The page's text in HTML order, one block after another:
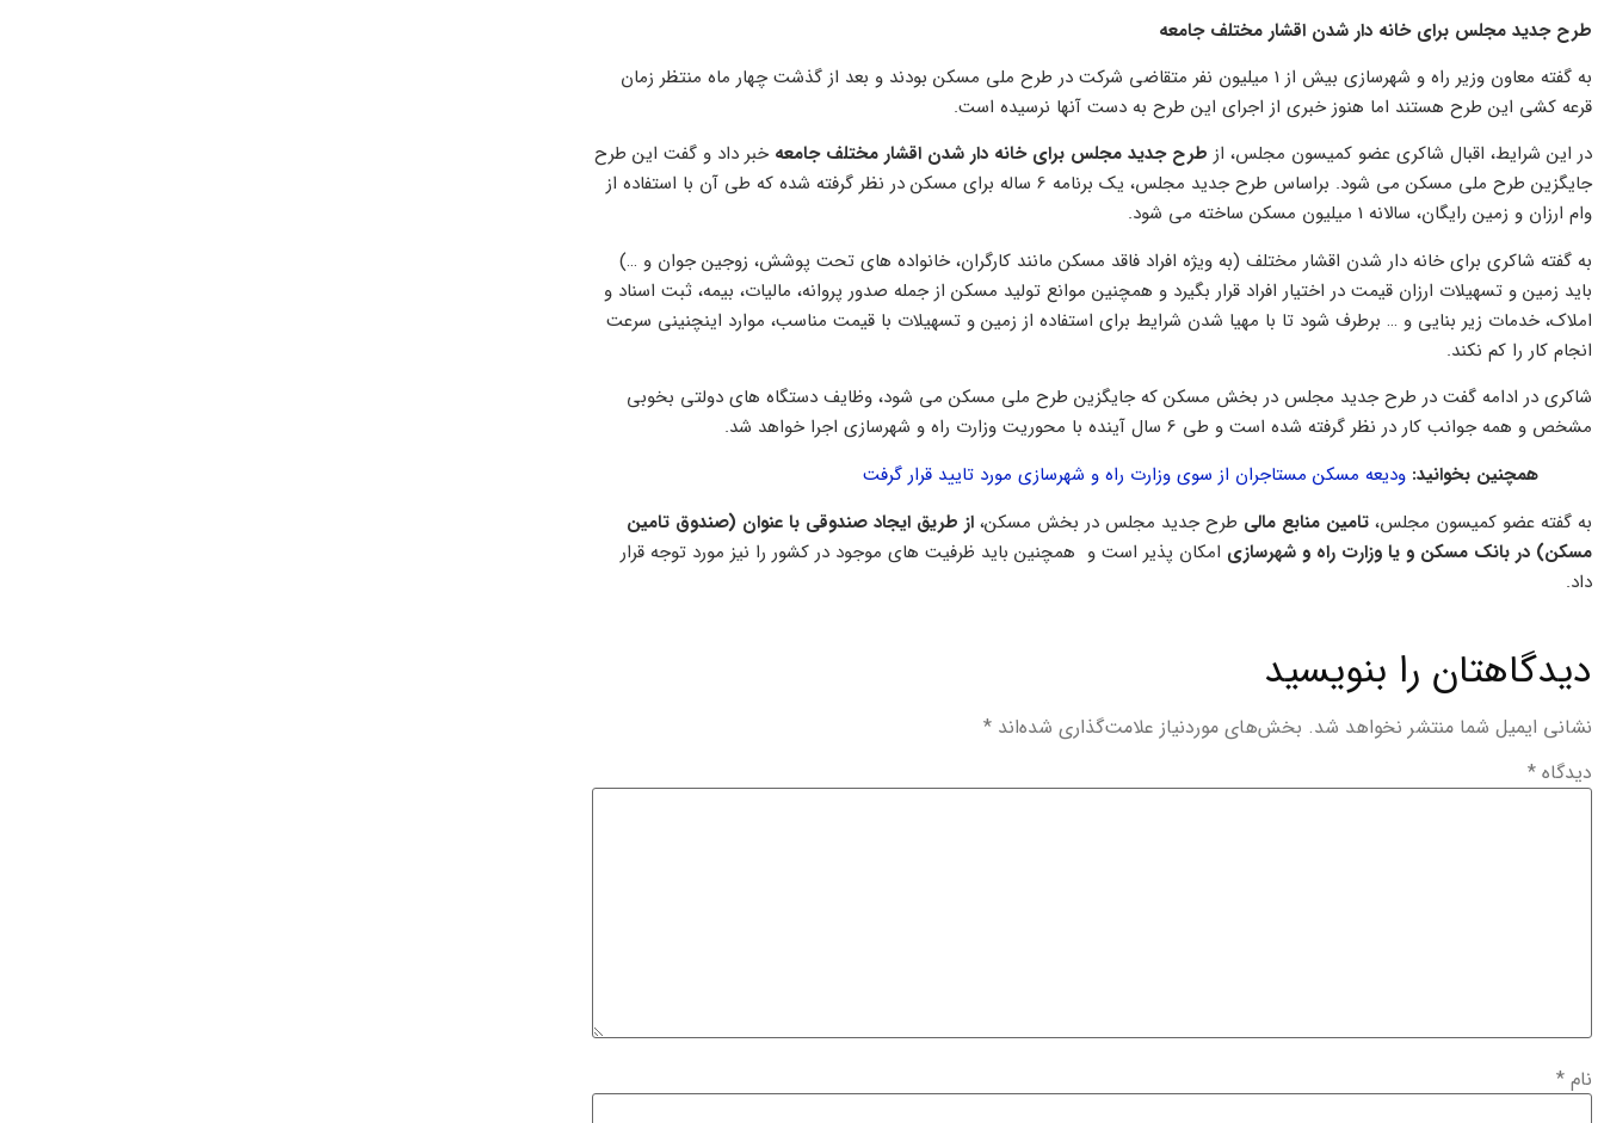
طرح جدید مجلس برای خانه دار شدن اقشار مختلف جامعه
به گفته معاون وزیر راه و شهرسازی بیش از 1 میلیون نفر متقاضی شرکت در طرح ملی مسکن بودند و بعد از گذشت چهار ماه منتظر زمان
قرعه کشی این طرح هستند اما هنوز خبری از اجرای این طرح به دست آنها نرسیده است.
در این شرایط، اقبال شاکری عضو کمیسون مجلس، از طرح جدید مجلس برای خانه دار شدن اقشار مختلف جامعه خبر داد و گفت این طرح
جایگزین طرح ملی مسکن می شود. براساس طرح جدید مجلس، یک برنامه 6 ساله برای مسکن در نظر گرفته شده که طی آن با استفاده از
وام ارزان و زمین رایگان، سالانه 1 میلیون مسکن ساخته می شود.
به گفته شاکری برای خانه دار شدن اقشار مختلف (به ویژه افراد فاقد مسکن مانند کارگران، خانواده های تحت پوشش، زوجین جوان و …)
باید زمین و تسهیلات ارزان قیمت در اختیار افراد قرار بگیرد و همچنین موانع تولید مسکن از جمله صدور پروانه، مالیات، بیمه، ثبت اسناد و
املاک، خدمات زیر بنایی و … برطرف شود تا با مهیا شدن شرایط برای استفاده از زمین و تسهیلات با قیمت مناسب، موارد اینچنینی سرعت
انجام کار را کم نکند.
شاکری در ادامه گفت در طرح جدید مجلس در بخش مسکن که جایگزین طرح ملی مسکن می شود، وظایف دستگاه های دولتی بخوبی
مشخص و همه جوانب کار در نظر گرفته شده است و طی 6 سال آینده با محوریت وزارت راه و شهرسازی اجرا خواهد شد.
همچنین بخوانید: ودیعه مسکن مستاجران از سوی وزارت راه و شهرسازی مورد تایید قرار گرفت
به گفته عضو کمیسون مجلس، تامین منابع مالی طرح جدید مجلس در بخش مسکن، از طریق ایجاد صندوقی با عنوان (صندوق تامین
مسکن) در بانک مسکن و یا وزارت راه و شهرسازی امکان پذیر است و همچنین باید ظرفیت های موجود در کشور را نیز مورد توجه قرار
داد.
دیدگاهتان را بنویسید
نشانی ایمیل شما منتشر نخواهد شد. بخش‌های موردنیاز علامت‌گذاری شده‌اند *
دیدگاه *
نام *